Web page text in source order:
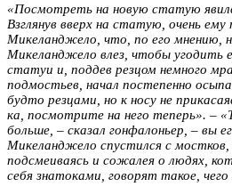
«Посмотреть на новую статую
Взглянув вверх на статую, очень
Микеланджело, что, по его мнению,
Микеланджело влез, чтобы угодить
статуи и, поддев резцом немного
подмостьев, начал постепенно
будто резцами, но к носу не
ка, посмотрите на него теперь». –
больше, – сказал гонфалоньер, – вы
Микеланджело спустился с мостков,
подсмеиваясь и сожалея о людях,
себя знатоками, говорят такое,